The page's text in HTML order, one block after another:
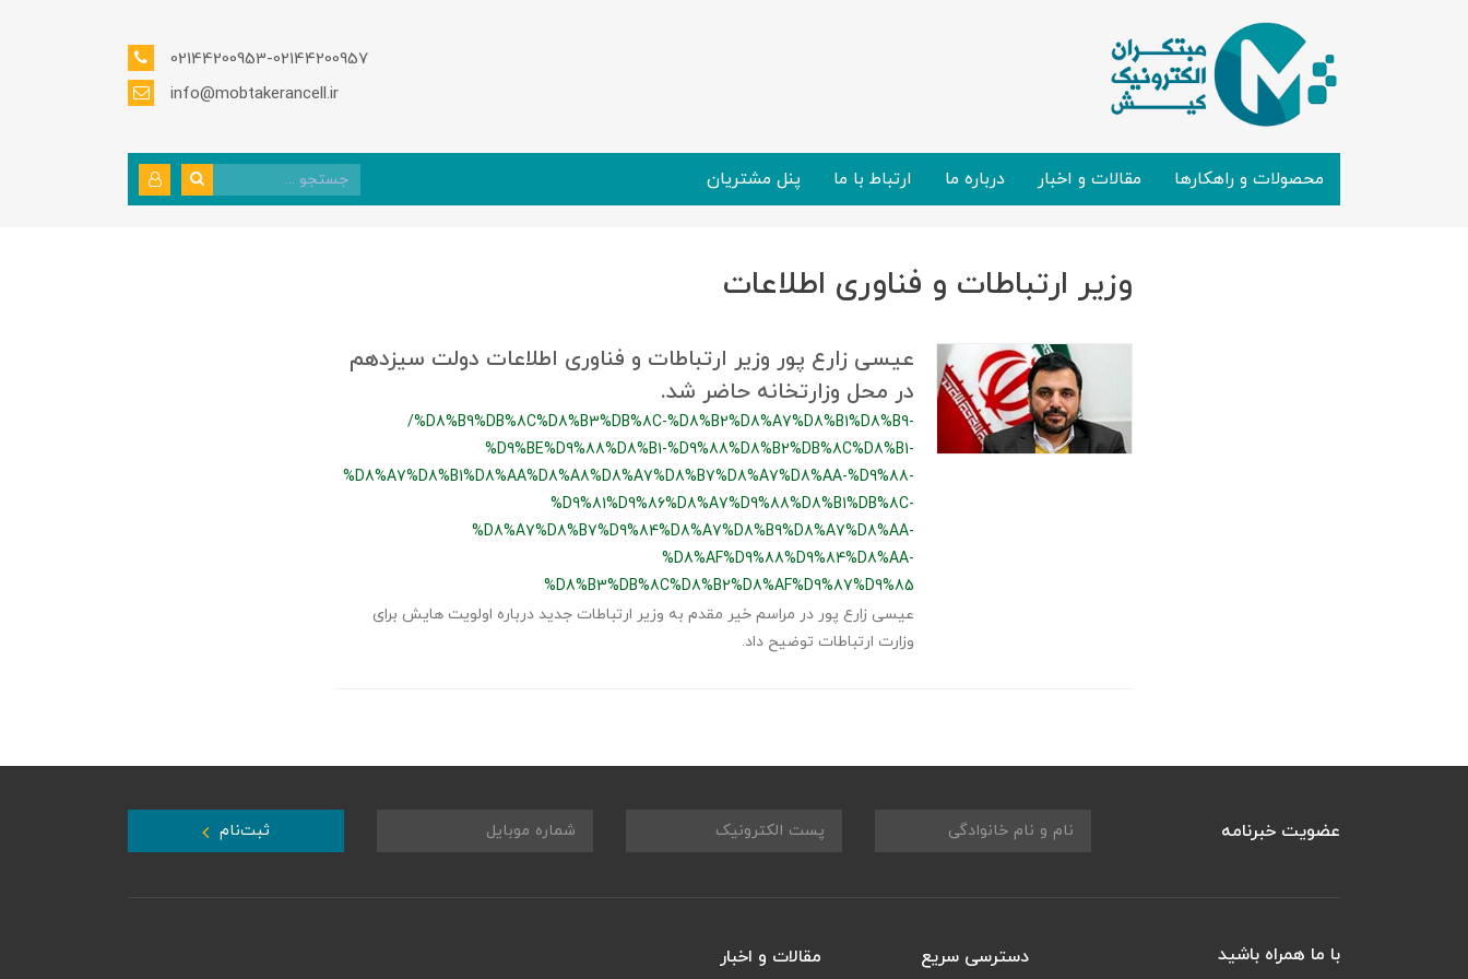
02144200953-02144200957
info@mobtakerancell.ir
محصولات و راهکارها مقالات و اخبار درباره ما ارتباط با ما پنل مشتریان
وزیر ارتباطات و فناوری اطلاعات
عیسی زارع پور وزیر ارتباطات و فناوری اطلاعات دولت سیزدهم
در محل وزارتخانه حاضر شد.
/%D8%B9%DB%8C%D8%B3%DB%8C-%D8%B2%D8%A7%D8%B1%D8%B9-
%D9%BE%D9%88%D8%B1-%D9%88%D8%B2%DB%8C%D8%B1-
%D8%A7%D8%B1%D8%AA%D8%A8%D8%A7%D8%B7%D8%A7%D8%AA-%D9%88-
%D9%81%D9%86%D8%A7%D9%88%D8%B1%DB%8C-
%D8%A7%D8%B7%D9%84%D8%A7%D8%B9%D8%A7%D8%AA-
%D8%AF%D9%88%D9%84%D8%AA-
%D8%B3%DB%8C%D8%B2%D8%AF%D9%87%D9%85
عیسی زارع پور در مراسم خیر مقدم به وزیر ارتباطات جدید درباره اولویت هایش برای
وزارت ارتباطات توضیح داد.
عضویت خبرنامه ثبت‌نام
با ما همراه باشید دسترسی سریع مقالات و اخبار